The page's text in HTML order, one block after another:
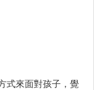
式來面對孩子，覺